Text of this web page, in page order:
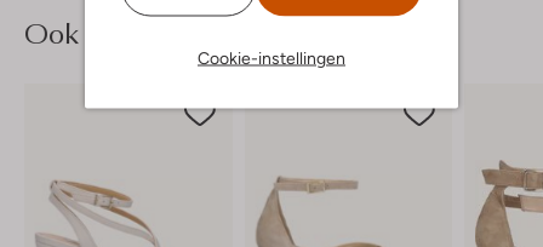
Cookie-instellingen
Ook iets voor jou?